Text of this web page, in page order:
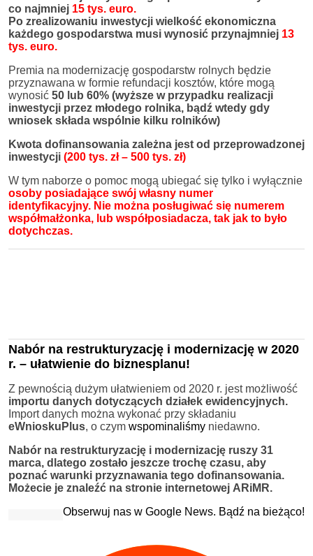
co najmniej 15 tys. euro.
Po zrealizowaniu inwestycji wielkość ekonomiczna
każdego gospodarstwa musi wynosić przynajmniej 13
tys. euro.
Premia na modernizację gospodarstw rolnych będzie
przyznawana w formie refundacji kosztów, które mogą
wynosić 50 lub 60% (wyższe w przypadku realizacji
inwestycji przez młodego rolnika, bądź wtedy gdy
wniosek składa wspólnie kilku rolników)
Kwota dofinansowania zależna jest od przeprowadzonej
inwestycji (200 tys. zł – 500 tys. zł)
W tym naborze o pomoc mogą ubiegać się tylko i wyłącznie
osoby posiadające swój własny numer
identyfikacyjny. Nie można posługiwać się numerem
współmałżonka, lub współposiadacza, tak jak to było
dotychczas.
Nabór na restrukturyzację i modernizację w 2020
r. – ułatwienie do biznesplanu!
Z pewnością dużym ułatwieniem od 2020 r. jest możliwość
importu danych dotyczących działek ewidencyjnych.
Import danych można wykonać przy składaniu
eWnioskuPlus, o czym wspominaliśmy niedawno.
Nabór na restrukturyzację i modernizację ruszy 31
marca, dlatego zostało jeszcze trochę czasu, aby
poznać warunki przyznawania tego dofinansowania.
Możecie je znaleźć na stronie internetowej ARiMR.
Obserwuj nas w Google News. Bądź na bieżąco!